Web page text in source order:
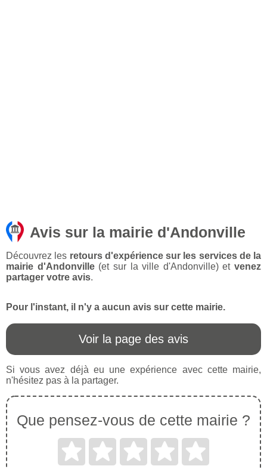
Avis sur la mairie d'Andonville
Découvrez les retours d'expérience sur les services de la
mairie d'Andonville(et sur la ville d'Andonville) et venez
partager votre avis.
Pour l'instant, il n'y a aucun avis sur cette mairie.
Voir la page des avis
Si vous avez déjà eu une expérience avec cette mairie,
n'hésitez pas à la partager.
Que pensez-vous de cette mairie ?